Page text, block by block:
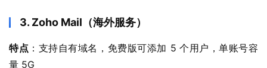
3. Zoho Mail（海外服务）
特点 ：支持自有域名，免费版可添加 5 个用户，单账号容
量 5G